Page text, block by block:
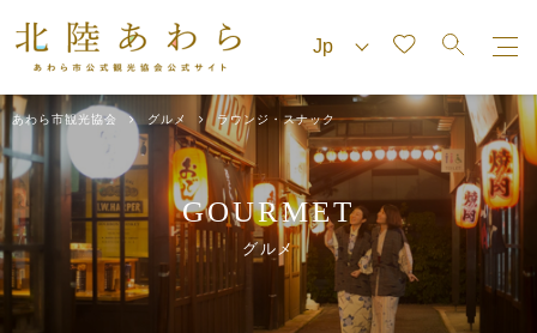
あわら市観光協会 グルメ ラウンジ・スナック
GOURMET
グルメ